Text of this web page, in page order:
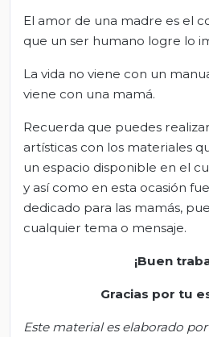
El amor de una madre es el
que un ser humano logre lo
La vida no viene con un
viene con una mamá.
Recuerda que puedes
artísticas con los materiales
un espacio disponible en el
y así como en esta ocasión
dedicado para las mamás,
cualquier tema o mensaje.
¡Buen
Gracias por tu
Este material es elaborado